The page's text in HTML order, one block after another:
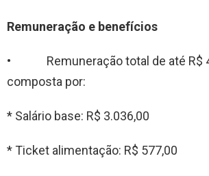
Remuneração e benefícios
• Remuneração total de até R$
composta por:
* Salário base: R$ 3.036,00
* Ticket alimentação: R$ 577,00